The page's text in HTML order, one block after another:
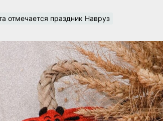
отмечается праздник Навруз